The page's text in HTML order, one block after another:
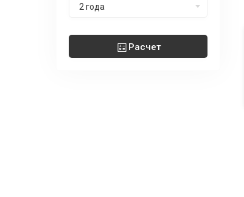
2 года
Расчет